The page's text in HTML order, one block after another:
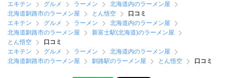
エキテン グルメ ラーメン
北海道内のラーメン屋
北海道釧路市のラーメン屋
とん悟空
口コミ
エキテン
グルメ ラーメン
北海道内のラーメン屋
北海道釧路市のラーメン屋
新富士駅(北海道)のラーメン屋
とん悟空
口コミ
エキテン
グルメ ラーメン
北海道内のラーメン屋
北海道釧路市のラーメン屋
釧路駅のラーメン屋 とん悟空 口コミ